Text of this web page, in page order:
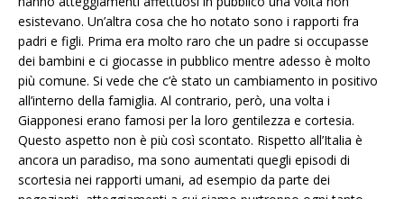
esistevano. Un’altra cosa che ho notato sono i rapporti fra
padri e figli. Prima era molto raro che un padre si occupasse
dei bambini e ci giocasse in pubblico mentre adesso è molto
più comune. Si vede che c’è stato un cambiamento in positivo
all’interno della famiglia. Al contrario, però, una volta i
Giapponesi erano famosi per la loro gentilezza e cortesia.
Questo aspetto non è più così scontato. Rispetto all’Italia è
ancora un paradiso, ma sono aumentati quegli episodi di
scortesia nei rapporti umani, ad esempio da parte dei